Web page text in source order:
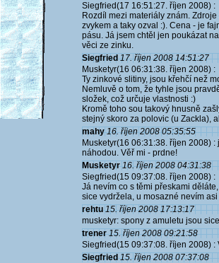
Siegfried(17 16:51:27. říjen 2008) :
Rozdíl mezi materiály znám.
zvykem a taky ozval :). Cena - je
pásu. Já jsem chtěl jen poukázat
věci ze zinku.
Siegfried 17. říjen 2008 14:51:27
Musketyr(16 06:31:38. říjen 2008) :
Ty zinkové slitiny, jsou křehčí než
Nemluvě o tom, že tyhle jsou
složek, což určuje vlastnosti :)
Kromě toho sou takový hnusně
stejný skoro za polovic (u Zackla),
mahy 16. říjen 2008 05:35:55
Musketyr(16 06:31:38. říjen 2008)
náhodou. Věř mi - prdne!
Musketyr 16. říjen 2008 04:31:38
Siegfried(15 09:37:08. říjen 2008) :
Já nevím co s těmi přeskami
sice vydržela, u mosazné nevím
rehtu 15. říjen 2008 17:13:17
musketyr: spony z amuletu jsou
trener 15. říjen 2008 09:21:58
Siegfried(15 09:37:08. říjen 2008) :
Siegfried 15. říjen 2008 07:37:08